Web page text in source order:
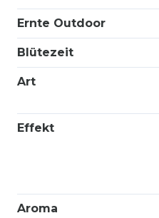
Ernte Outdoor
Blütezeit
Art
Effekt
Aroma